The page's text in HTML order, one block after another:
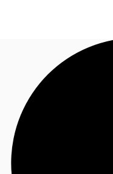
オフィス・事務
倉庫・物流セン
お電話